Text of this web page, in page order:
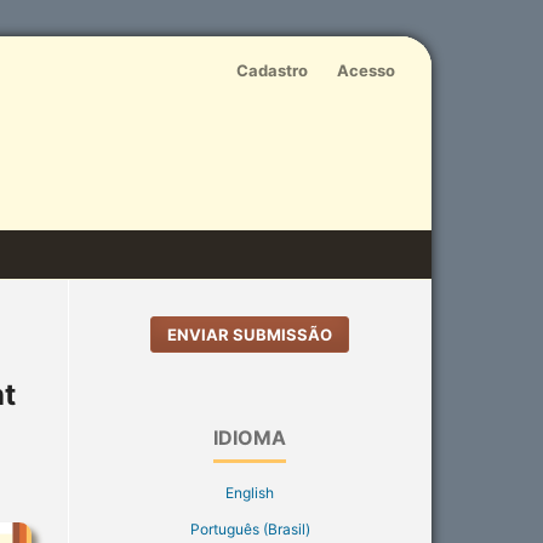
Cadastro Acesso
ENVIAR SUBMISSÃO
IDIOMA
English
Português (Brasil)